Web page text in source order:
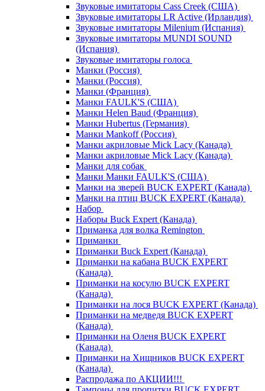
Звуковые имитаторы Cass Creek (США)
Звуковые имитаторы LR Active (Ирландия)
Звуковые имитаторы Milenium (Испания)
Звуковые имитаторы MUNDI SOUND
(Испания)
Звуковые имитаторы голоса
Манки (Россия)
Манки (Россия)
Манки (Франция)
Манки FAULK'S (США)
Манки Helen Baud (Франция)
Манки Hubertus (Германия)
Манки Mankoff (Россия)
Манки акриловые Mick Lacy (Канада)
Манки акриловые Mick Lacy (Канада)
Манки для собак
Манки Манки FAULK'S (США)
Манки на зверей BUCK EXPERT (Канада)
Манки на птиц BUCK EXPERT (Канада)
Набор
Наборы Buck Expert (Канада)
Приманка для волка Remington
Приманки
Приманки Buck Expert (Канада)
Приманки на кабана BUCK EXPERT
(Канада)
Приманки на косулю BUCK EXPERT
(Канада)
Приманки на лося BUCK EXPERT (Канада)
Приманки на медведя BUCK EXPERT
(Канада)
Приманки на Оленя BUCK EXPERT
(Канада)
Приманки на Хищников BUCK EXPERT
(Канада)
Распродажа по АКЦИИ!!!